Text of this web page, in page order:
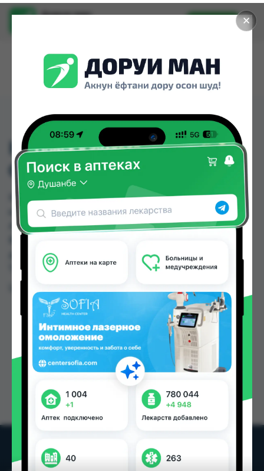
✕
Доруи ман
Установить
КРАСКА ДЛЯ ВОЛОС
ОДОРА №6,0
КРАСКА ДЛЯ ВОЛОС ОДОРА №6,0 можно
купить или заказать в аптеках, Аптека Нур (Nur),
Арча, Аслфарм №3, Аслфарм №6, Ватан №1,
до 40.00 TJS в Душанбе и других городах
Таджикистана